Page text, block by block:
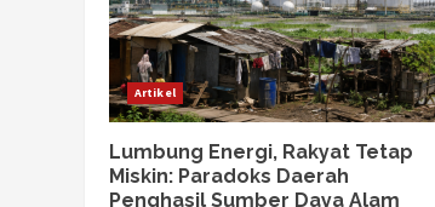
Artikel
Lumbung Energi, Rakyat Tetap
Miskin: Paradoks Daerah
Penghasil Sumber Daya Alam